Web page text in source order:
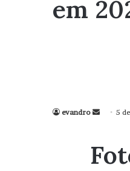
em
evandro
Mande
mail
5